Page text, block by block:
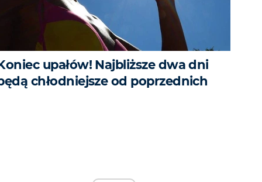
upałów! Najbliższe dwa dni
chłodniejsze od poprzednich